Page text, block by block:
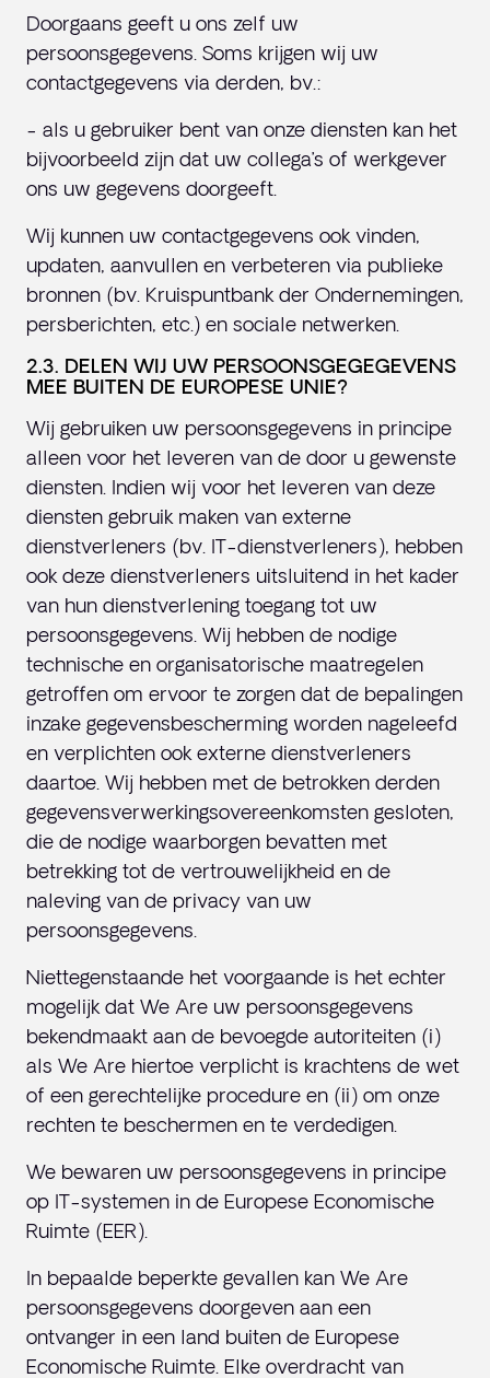
Doorgaans geeft u ons zelf uw
persoonsgegevens. Soms krijgen wij uw
contactgegevens via derden, bv.:
- als u gebruiker bent van onze diensten kan het
bijvoorbeeld zijn dat uw collega’s of werkgever
ons uw gegevens doorgeeft.
Wij kunnen uw contactgegevens ook vinden,
updaten, aanvullen en verbeteren via publieke
bronnen (bv. Kruispuntbank der Ondernemingen,
persberichten, etc.) en sociale netwerken.
2.3. DELEN WIJ UW PERSOONSGEGEGEVENS
MEE BUITEN DE EUROPESE UNIE?
Wij gebruiken uw persoonsgegevens in principe
alleen voor het leveren van de door u gewenste
diensten. Indien wij voor het leveren van deze
diensten gebruik maken van externe
dienstverleners (bv. IT-dienstverleners), hebben
ook deze dienstverleners uitsluitend in het kader
van hun dienstverlening toegang tot uw
persoonsgegevens. Wij hebben de nodige
technische en organisatorische maatregelen
getroffen om ervoor te zorgen dat de bepalingen
inzake gegevensbescherming worden nageleefd
en verplichten ook externe dienstverleners
daartoe. Wij hebben met de betrokken derden
gegevensverwerkingsovereenkomsten gesloten,
die de nodige waarborgen bevatten met
betrekking tot de vertrouwelijkheid en de
naleving van de privacy van uw
persoonsgegevens.
Niettegenstaande het voorgaande is het echter
mogelijk dat We Are uw persoonsgegevens
bekendmaakt aan de bevoegde autoriteiten (i)
als We Are hiertoe verplicht is krachtens de wet
of een gerechtelijke procedure en (ii) om onze
rechten te beschermen en te verdedigen.
We bewaren uw persoonsgegevens in principe
op IT-systemen in de Europese Economische
Ruimte (EER).
In bepaalde beperkte gevallen kan We Are
persoonsgegevens doorgeven aan een
ontvanger in een land buiten de Europese
Economische Ruimte. Elke overdracht van